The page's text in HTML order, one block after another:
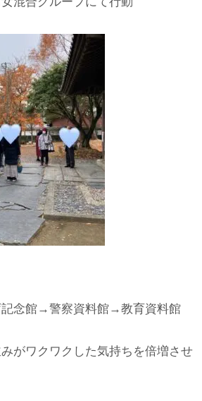
記念館→警察資料館→教育資料館
がワクワクした気持ちを倍増させ